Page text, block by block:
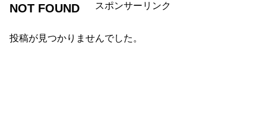
NOT FOUND
投稿が見つかりませんでした。
スポンサーリンク